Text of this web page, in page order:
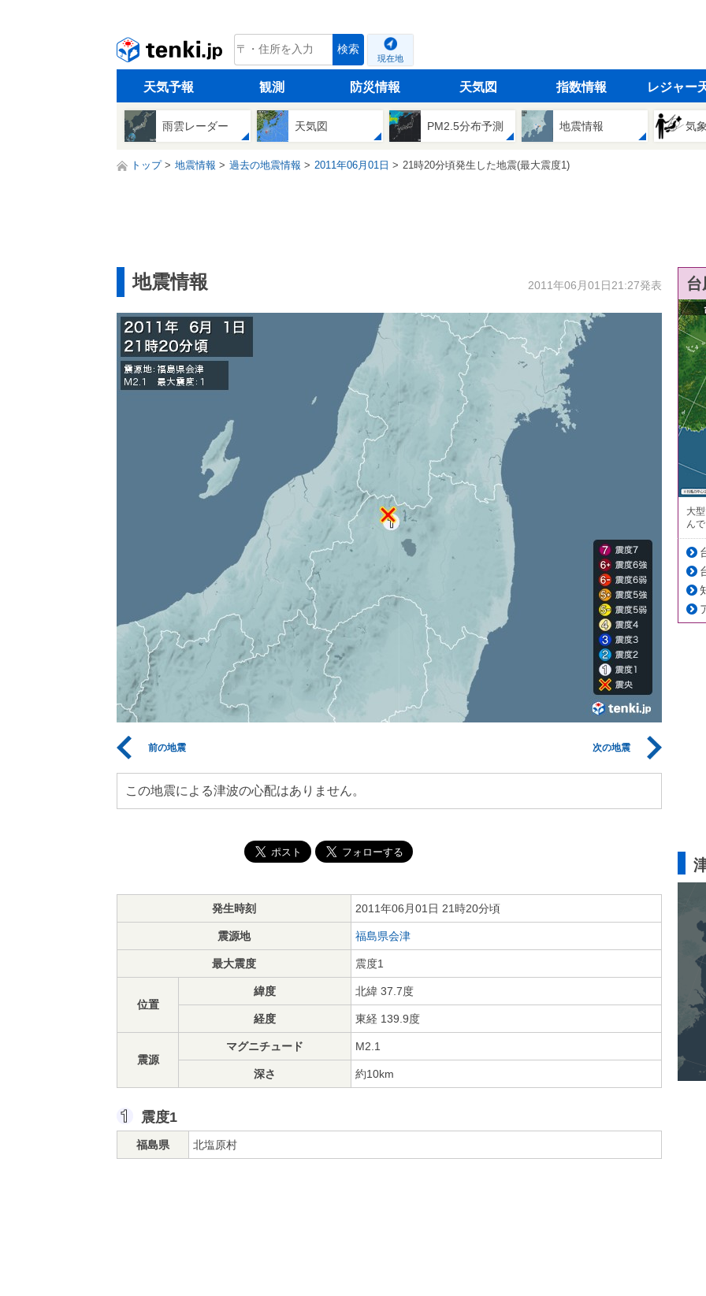
tenki.jp 検索
現在地
天気予報 観測 防災情報 天気図 指数情報 レジャー
雨雲レーダー 天気図 PM2.5分布予測 地震情報 気
トップ 地震情報 過去の地震情報 2011年06月01日 21時20分頃発生した地震(最大震度1)
地震情報 2011年06月01日21:27発表
前の地震 次の地震
この地震による津波の心配はありません。
発生時刻 2011年06月01日 21時20分頃
震源地 福島県会津
最大震度 震度1
位置
緯度 北緯 37.7度
経度 東経 139.9度
震源
マグニチュード M2.1
深さ 約10km
震度1
福島県 北塩原村
大
ん